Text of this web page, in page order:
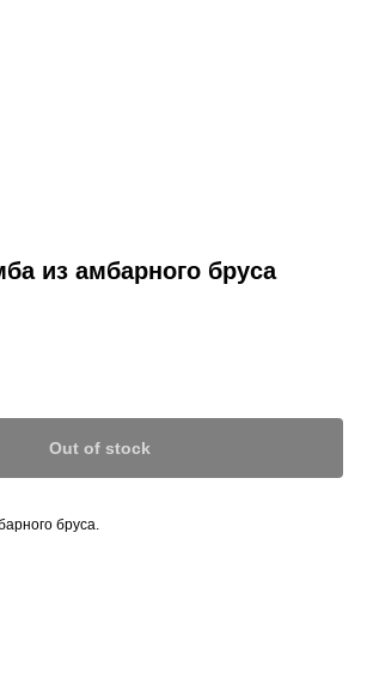
из амбарного бруса
Out of stock
бруса.